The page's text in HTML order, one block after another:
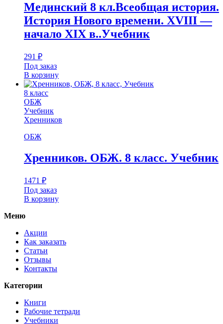
Мединский 8 кл.Всеобщая история.
История Нового времени. XVIII —
начало XIX в..Учебник
291 ₽
Под заказ
В корзину
8 класс
ОБЖ
Учебник
Хренников
ОБЖ
Хренников. ОБЖ. 8 класс. Учебник
1471 ₽
Под заказ
В корзину
Меню
Акции
Как заказать
Статьи
Отзывы
Контакты
Категории
Книги
Рабочие тетради
Учебники